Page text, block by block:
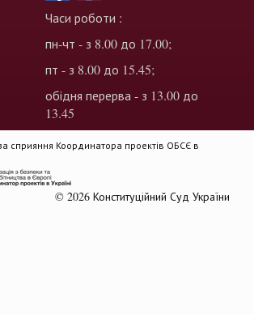
Часи роботи :
пн-чт - з 8.00 до 17.00;
пт - з 8.00 до 15.45;
обідня перерва - з 13.00 до
13.45
сприяння Координатора проектів ОБСЄ в
© 2026 Конституційний Суд України